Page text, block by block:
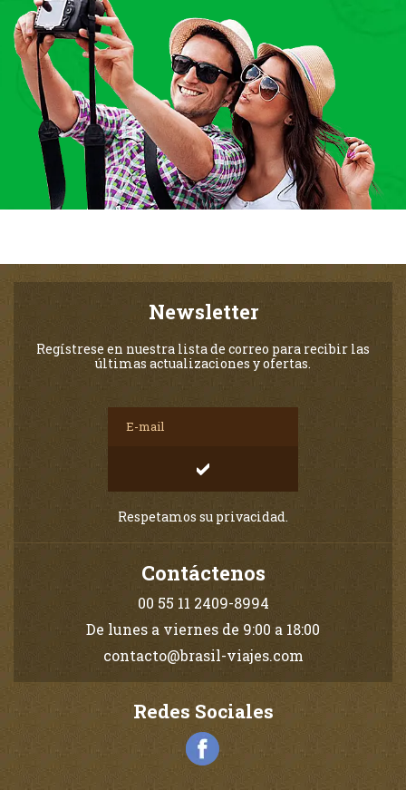
Newsletter
Regístrese en nuestra lista de correo para recibir las
últimas actualizaciones y ofertas.
Respetamos su privacidad.
Contáctenos
00 55 11 2409-8994
De lunes a viernes de 9:00 a 18:00
contacto@brasil-viajes.com
Redes Sociales